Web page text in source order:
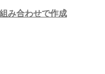
み合わせで作成